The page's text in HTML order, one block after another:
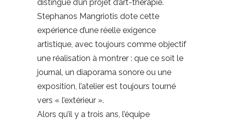
distingue d’un projet d’art-thérapie.
Stephanos Mangriotis dote cette
expérience d’une réelle exigence
artistique, avec toujours comme objectif
une réalisation à montrer : que ce soit le
journal, un diaporama sonore ou une
exposition, l’atelier est toujours tourné
vers « l’extérieur ».
Alors qu’il y a trois ans, l’équipe